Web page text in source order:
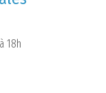
18h